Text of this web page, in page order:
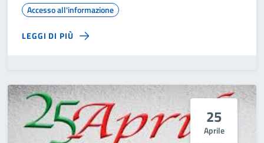
Accesso all'informazione
LEGGI DI PIÙ
25
Aprile